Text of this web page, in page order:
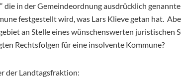
die in der Gemeindeordnung ausdrücklich
festgestellt wird, was Lars Klieve getan hat.
an Stelle eines wünschenswerten juristischen
Rechtsfolgen für eine insolvente Kommune?
der Landtagsfraktion: